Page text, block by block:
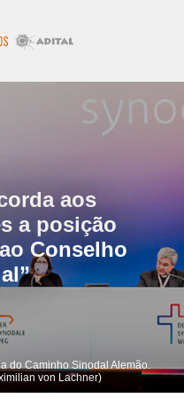
aos
a posição
Conselho
do Caminho Sinodal Alemão.
von Lachner)